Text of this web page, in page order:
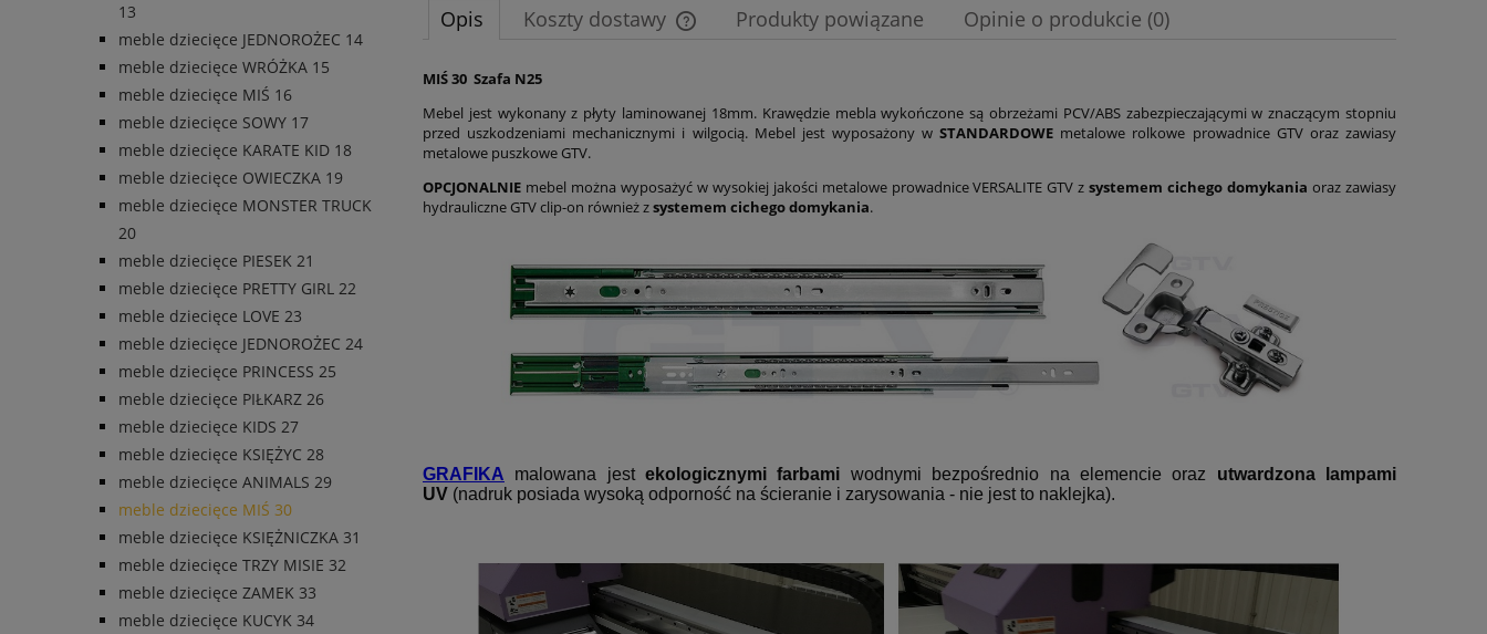
13
meble dziecięce JEDNOROŻEC 14
meble dziecięce WRÓŻKA 15
meble dziecięce MIŚ 16
meble dziecięce SOWY 17
meble dziecięce KARATE KID 18
meble dziecięce OWIECZKA 19
meble dziecięce MONSTER TRUCK
20
meble dziecięce PIESEK 21
meble dziecięce PRETTY GIRL 22
meble dziecięce LOVE 23
meble dziecięce JEDNOROŻEC 24
meble dziecięce PRINCESS 25
meble dziecięce PIŁKARZ 26
meble dziecięce KIDS 27
meble dziecięce KSIĘŻYC 28
meble dziecięce ANIMALS 29
meble dziecięce MIŚ 30
meble dziecięce KSIĘŻNICZKA 31
meble dziecięce TRZY MISIE 32
meble dziecięce ZAMEK 33
meble dziecięce KUCYK 34
Opis Koszty dostawy Produkty powiązane Opinie o produkcie (0)
MIŚ 30 Szafa N25
Mebel jest wykonany z płyty laminowanej 18mm. Krawędzie mebla wykończone są obrzeżami PCV/ABS zabezpieczającymi w znaczącym stopniu
przed uszkodzeniami mechanicznymi i wilgocią. Mebel jest wyposażony wSTANDARDOWE metalowe rolkowe prowadnice GTV oraz zawiasy
metalowe puszkowe GTV.
OPCJONALNIE mebel można wyposażyć w wysokiej jakości metalowe prowadnice VERSALITE GTV zsystemem cichego domykania oraz zawiasy
hydrauliczne GTV clip-on również zsystemem cichego domykania.
GRAFIKA malowana jestekologicznymi farbami wodnymi bezpośrednio na elemencie oraz utwardzona lampami
UV (nadruk posiada wysoką odporność na ścieranie i zarysowania - nie jest to naklejka).